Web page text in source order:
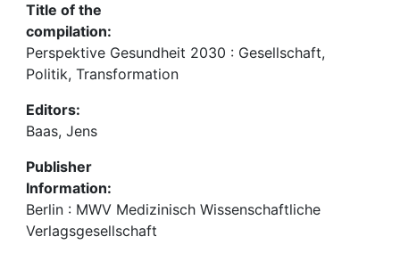
Title of the
compilation:
Perspektive Gesundheit 2030 : Gesellschaft,
Politik, Transformation
Editors:
Baas, Jens
Publisher
Information:
Berlin : MWV Medizinisch Wissenschaftliche
Verlagsgesellschaft